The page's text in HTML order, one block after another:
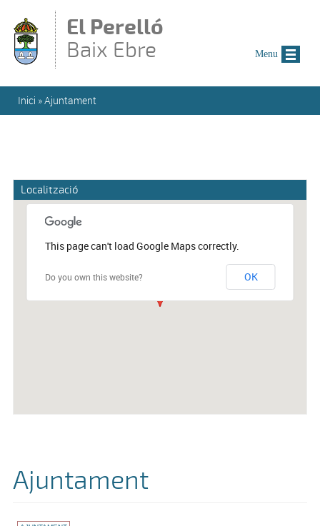
El Perelló
Baix Ebre
Esteu aquí
Inici »Ajuntament
Localització
This page can't load Google Maps correctly.
Do you own this website? OK
Ajuntament
Menu